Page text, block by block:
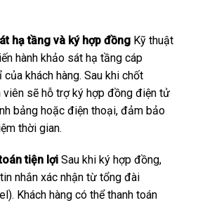
hạ tầng và ký hợp đồng Kỹ thuật
hành khảo sát hạ tầng cáp
khách hàng. Sau khi chốt
viên sẽ hỗ trợ ký hợp đồng điện tử
bảng hoặc điện thoại, đảm bảo
thời gian.
tiện lợi Sau khi ký hợp đồng,
nhắn xác nhận từ tổng đài
Khách hàng có thể thanh toán